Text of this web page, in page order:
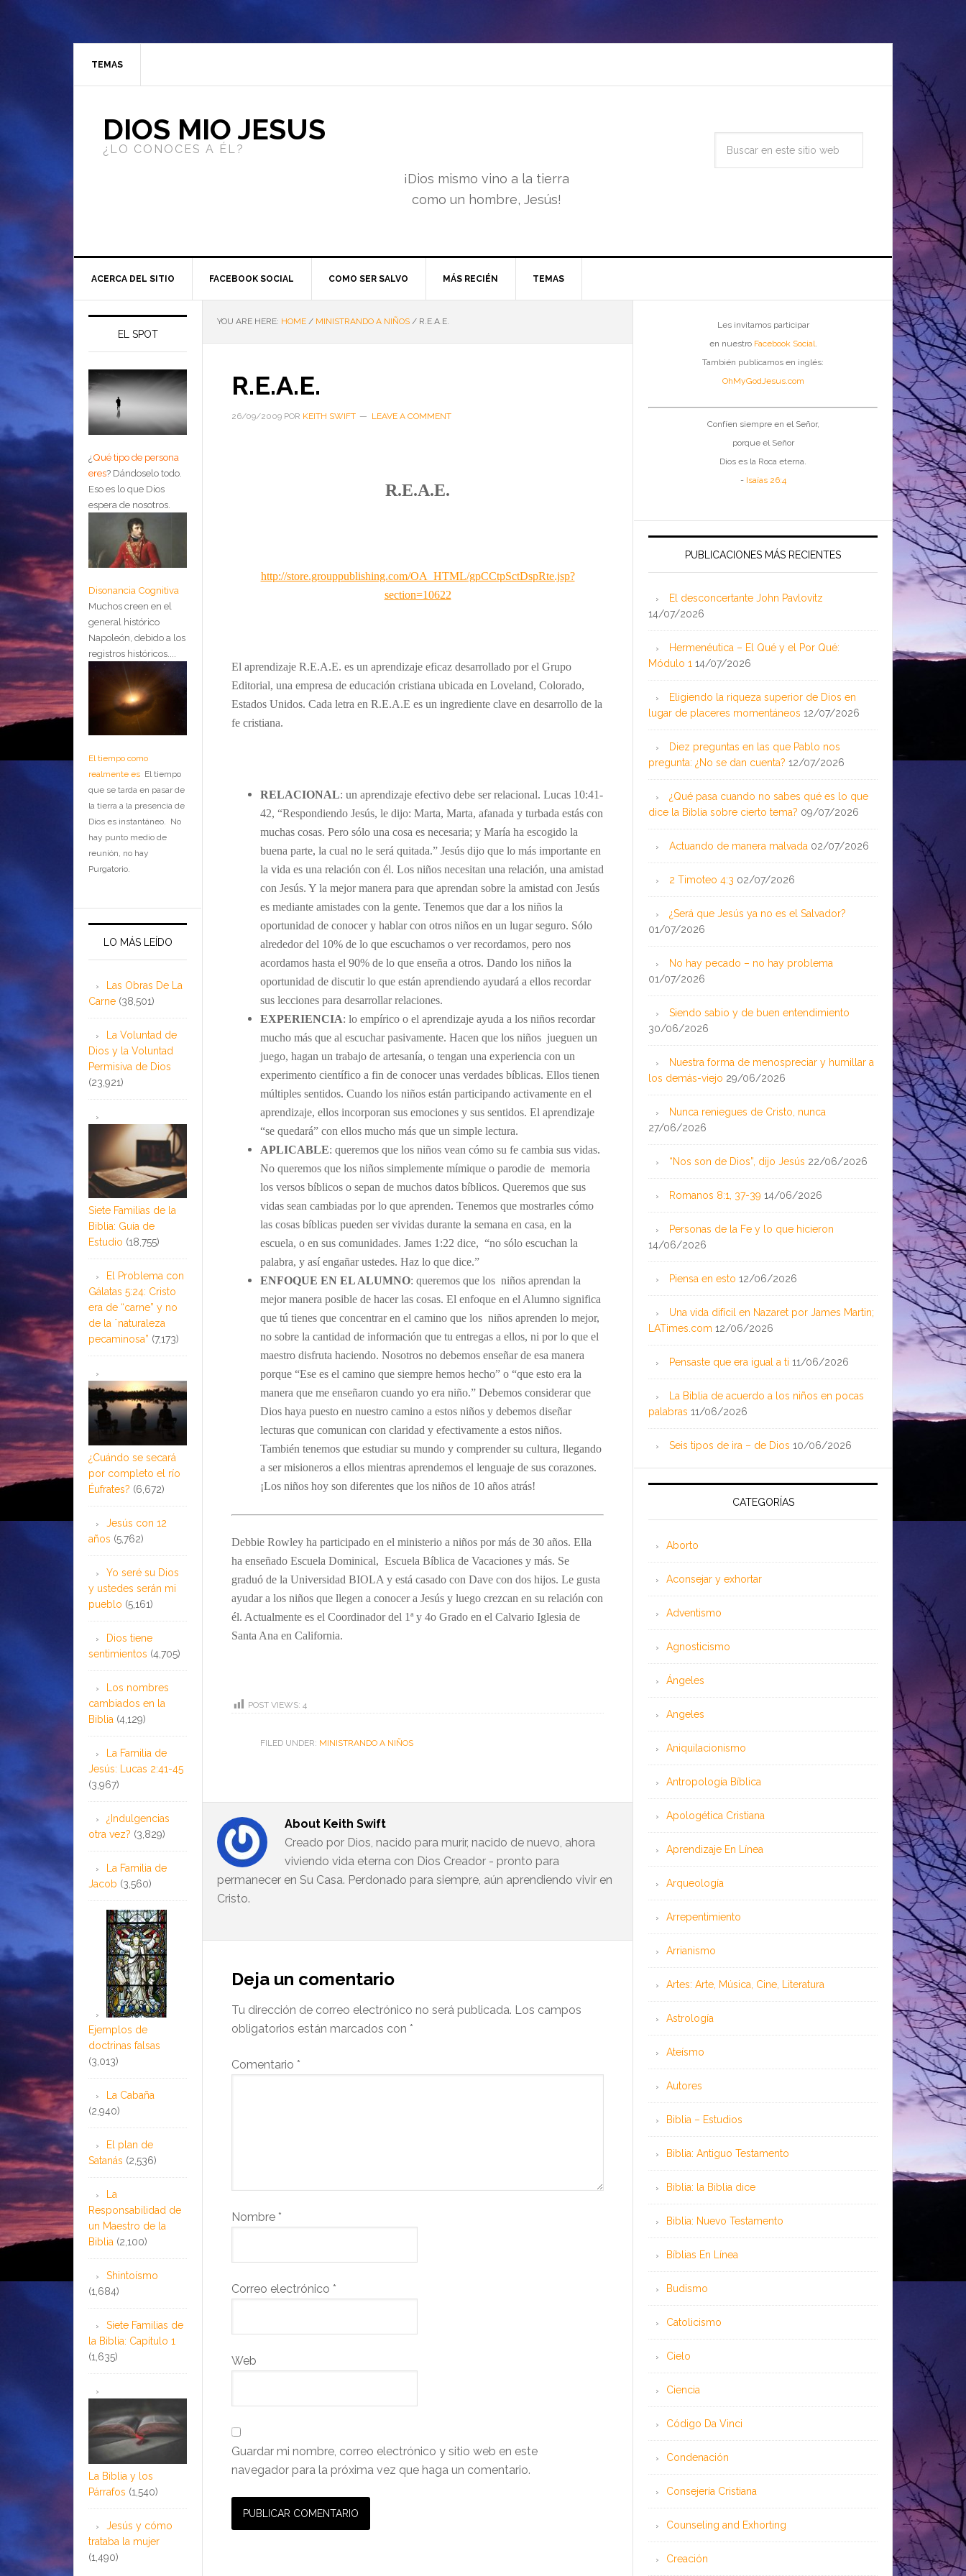
TEMAS
DIOS MIO JESUS
¿LO CONOCES A ÉL?
¡Dios mismo vino a la tierra
como un hombre, Jesús!
ACERCA DEL SITIO FACEBOOK SOCIAL COMO SER SALVO MÁS RECIÉN TEMAS
YOU ARE HERE: HOME / MINISTRANDO A NIÑOS / R.E.A.E.
R.E.A.E.
26/09/2009 POR KEITH SWIFT LEAVE A COMMENT
R.E.A.E.
http://store.grouppublishing.com/OA_HTML/gpCCtpSctDspRte.jsp?
section=10622
El aprendizaje R.E.A.E. es un aprendizaje eficaz desarrollado por el Grupo
Editorial, una empresa de educación cristiana ubicada en Loveland, Colorado,
Estados Unidos. Cada letra en R.E.A.E es un ingrediente clave en desarrollo de la
fe cristiana.
RELACIONAL: un aprendizaje efectivo debe ser relacional. Lucas 10:41-
42, “Respondiendo Jesús, le dijo: Marta, Marta, afanada y turbada estás con
muchas cosas. Pero sólo una cosa es necesaria; y María ha escogido la
buena parte, la cual no le será quitada.” Jesús dijo que lo más importante en
la vida es una relación con él. Los niños necesitan una relación, una amistad
con Jesús. Y la mejor manera para que aprendan sobre la amistad con Jesús
es mediante amistades con la gente. Tenemos que dar a los niños la
oportunidad de conocer y hablar con otros niños en un lugar seguro. Sólo
alrededor del 10% de lo que escuchamos o ver recordamos, pero nos
acordamos hasta el 90% de lo que enseña a otros. Dando los niños la
oportunidad de discutir lo que están aprendiendo ayudará a ellos recordar
sus lecciones para desarrollar relaciones.
EXPERIENCIA: lo empírico o el aprendizaje ayuda a los niños recordar
mucho más que al escuchar pasivamente. Hacen que los niños jueguen un
juego, hagan un trabajo de artesanía, o tengan una experiencia con un
experimento científico a fin de conocer unas verdades bíblicas. Ellos tienen
múltiples sentidos. Cuando los niños están participando activamente en el
aprendizaje, ellos incorporan sus emociones y sus sentidos. El aprendizaje
“se quedará” con ellos mucho más que un simple lectura.
APLICABLE: queremos que los niños vean cómo su fe cambia sus vidas.
No queremos que los niños simplemente mímique o parodie de memoria
los versos bíblicos o sepan de muchos datos bíblicos. Queremos que sus
vidas sean cambiadas por lo que aprenden. Tenemos que mostrarles cómo
las cosas bíblicas pueden ser vividas durante la semana en casa, en la
escuela, o en sus comunidades. James 1:22 dice, “no sólo escuchan la
palabra, y así engañar ustedes. Haz lo que dice.”
ENFOQUE EN EL ALUMNO: queremos que los niños aprendan la
mejor manera posible de hacer las cosas. El enfoque en el Alumno significa
que tú tienes que concentrar en el camino que los niños aprenden lo mejor,
no sobre la cantidad de información que tu entregas a ellos, ni por lo que el
maestro disfruta haciendo. Nosotros no debemos enseñar de esa manera
porque “Ese es el camino que siempre hemos hecho” o “que esto era la
manera que me enseñaron cuando yo era niño.” Debemos considerar que
Dios haya puesto en nuestro camino a estos niños y debemos diseñar
lecturas que comunican con claridad y efectivamente a estos niños.
También tenemos que estudiar su mundo y comprender su cultura, llegando
a ser misioneros a ellos mientras aprendemos el lenguaje de sus corazones.
¡Los niños hoy son diferentes que los niños de 10 años atrás!
Debbie Rowley ha participado en el ministerio a niños por más de 30 años. Ella
ha enseñado Escuela Dominical, Escuela Bíblica de Vacaciones y más. Se
graduó de la Universidad BIOLA y está casado con Dave con dos hijos. Le gusta
ayudar a los niños que llegen a conocer a Jesús y luego crezcan en su relación con
él. Actualmente es el Coordinador del 1ª y 4o Grado en el Calvario Iglesia de
Santa Ana en California.
POST VIEWS: 4
FILED UNDER: MINISTRANDO A NIÑOS
About Keith Swift
Creado por Dios, nacido para murir, nacido de nuevo, ahora
viviendo vida eterna con Dios Creador - pronto para
permanecer en Su Casa. Perdonado para siempre, aún aprendiendo vivir en
Cristo.
Deja un comentario
Tu dirección de correo electrónico no será publicada. Los campos
obligatorios están marcados con *
Comentario *
Nombre *
Correo electrónico *
Web
Guardar mi nombre, correo electrónico y sitio web en este
navegador para la próxima vez que haga un comentario.
Les invitamos participar
en nuestro Facebook Social.
También publicamos en inglés:
OhMyGodJesus.com
Confíen siempre en el Señor,
porque el Señor
Dios es la Roca eterna.
- Isaías 26:4
PUBLICACIONES MÁS RECIENTES
El desconcertante John Pavlovitz
14/07/2026
Hermenéutica – El Qué y el Por Qué:
Módulo 1 14/07/2026
Eligiendo la riqueza superior de Dios en
lugar de placeres momentáneos 12/07/2026
Diez preguntas en las que Pablo nos
pregunta: ¿No se dan cuenta? 12/07/2026
¿Qué pasa cuando no sabes qué es lo que
dice la Biblia sobre cierto tema? 09/07/2026
Actuando de manera malvada 02/07/2026
2 Timoteo 4:3 02/07/2026
¿Será que Jesús ya no es el Salvador?
01/07/2026
No hay pecado – no hay problema
01/07/2026
Siendo sabio y de buen entendimiento
30/06/2026
Nuestra forma de menospreciar y humillar a
los demás-viejo 29/06/2026
Nunca reniegues de Cristo, nunca
27/06/2026
“Nos son de Dios”, dijo Jesús 22/06/2026
Romanos 8:1, 37-39 14/06/2026
Personas de la Fe y lo que hicieron
14/06/2026
Piensa en esto 12/06/2026
Una vida difícil en Nazaret por James Martin;
LATimes.com 12/06/2026
Pensaste que era igual a ti 11/06/2026
La Biblia de acuerdo a los niños en pocas
palabras 11/06/2026
Seis tipos de ira – de Dios 10/06/2026
CATEGORÍAS
Aborto
Aconsejar y exhortar
Adventismo
Agnosticismo
Ángeles
Angeles
Aniquilacionismo
Antropología Bíblica
Apologética Cristiana
Aprendizaje En Línea
Arqueología
Arrepentimiento
Arrianismo
Artes: Arte, Música, Cine, Literatura
Astrología
Ateísmo
Autores
Biblia – Estudios
Biblia: Antiguo Testamento
Biblia: la Biblia dice
Biblia: Nuevo Testamento
Bíblias En Línea
Budismo
Catolicismo
Cielo
Ciencia
Código Da Vinci
Condenación
Consejería Cristiana
Counseling and Exhorting
Creación
EL SPOT
¿Qué tipo de persona
eres? Dándoselo todo.
Eso es lo que Dios
espera de nosotros.
Disonancia Cognitiva
Muchos creen en el
general histórico
Napoleón, debido a los
registros históricos....
El tiempo como
realmente es El tiempo
que se tarda en pasar de
la tierra a la presencia de
Dios es instantáneo. No
hay punto medio de
reunión, no hay
Purgatorio.
LO MÁS LEÍDO
Las Obras De La
Carne (38,501)
La Voluntad de
Dios y la Voluntad
Permisiva de Dios
(23,921)
Siete Familias de la
Biblia: Guía de
Estudio (18,755)
El Problema con
Gálatas 5:24: Cristo
era de “carne” y no
de la ¨naturaleza
pecaminosa” (7,173)
¿Cuándo se secará
por completo el río
Éufrates? (6,672)
Jesús con 12
años (5,762)
Yo seré su Dios
y ustedes serán mi
pueblo (5,161)
Dios tiene
sentimientos (4,705)
Los nombres
cambiados en la
Biblia (4,129)
La Familia de
Jesús: Lucas 2:41-45
(3,967)
¿Indulgencias
otra vez? (3,829)
La Familia de
Jacob (3,560)
Ejemplos de
doctrinas falsas
(3,013)
La Cabaña
(2,940)
El plan de
Satanás (2,536)
La
Responsabilidad de
un Maestro de la
Biblia (2,100)
Shintoísmo
(1,684)
Siete Familias de
la Biblia: Capítulo 1
(1,635)
La Biblia y los
Párrafos (1,540)
Jesús y cómo
trataba la mujer
(1,490)